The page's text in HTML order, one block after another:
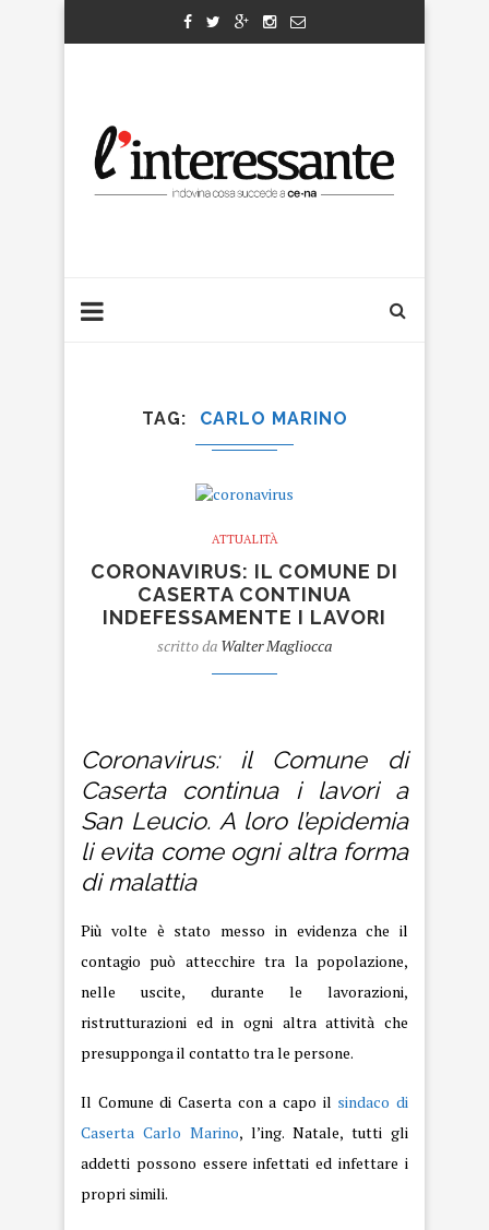
TAG CARLO MARINO
ATTUALITÀ
CORONAVIRUS: IL COMUNE DI
CASERTA CONTINUA
INDEFESSAMENTE I LAVORI
scritto da Walter Magliocca
Coronavirus: il Comune di
Caserta continua i lavori a
San Leucio. A loro l’epidemia
li evita come ogni altra forma
di malattia
Più volte è stato messo in evidenza che il
contagio può attecchire tra la popolazione,
nelle uscite, durante le lavorazioni,
ristrutturazioni ed in ogni altra attività che
presupponga il contatto tra le persone.
Il Comune di Caserta con a capo il sindaco di
Caserta Carlo Marino, l’ing. Natale, tutti gli
addetti possono essere infettati ed infettare i
propri simili.